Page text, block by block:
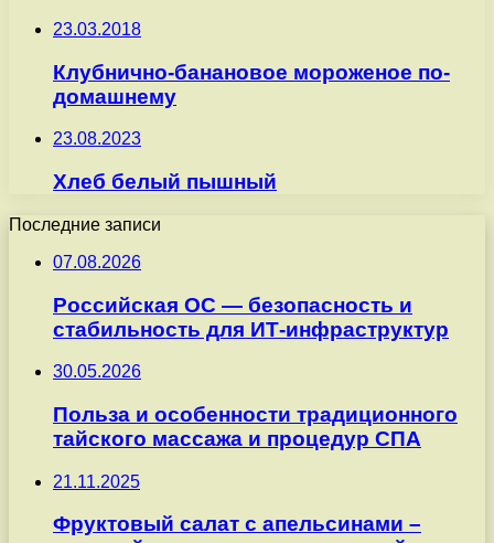
23.03.2018
Клубнично-банановое мороженое по-
домашнему
23.08.2023
Хлеб белый пышный
Последние записи
07.08.2026
Российская ОС — безопасность и
стабильность для ИТ-инфраструктур
30.05.2026
Польза и особенности традиционного
тайского массажа и процедур СПА
21.11.2025
Фруктовый салат с апельсинами –